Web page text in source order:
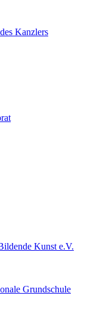
Kanzlers
Kunst e.V.
Grundschule